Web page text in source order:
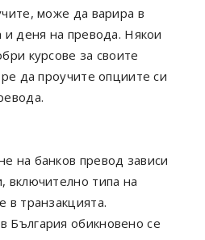
може да варира в
и деня на превода. Някои
курсове за своите
да проучите опциите си
на банков превод зависи
включително типа на
в транзакцията.
България обикновено се